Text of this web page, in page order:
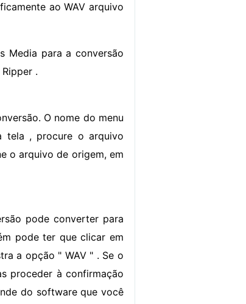
ao WAV arquivo
Media para a conversão
.
O nome do menu
tela , procure o arquivo
o arquivo de origem, em
pode converter para
pode ter que clicar em
a opção " WAV " . Se o
proceder à confirmação
do software que você